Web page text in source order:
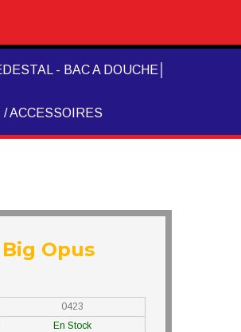
- BAC A DOUCHE
ACCESSOIRES
Opus
0423
En Stock